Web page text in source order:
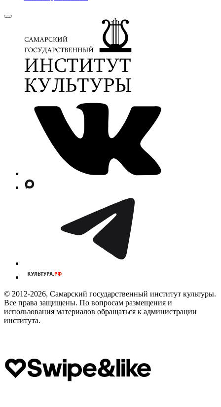
© 2012-2026, Самарский государственный институт культуры.
Все права защищены. По вопросам размещения и
использования материалов обращаться к администрации
института.